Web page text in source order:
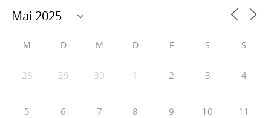
M D M D F S S
28 29 30 1 2 3 4
5 6 7 8 9 10 11